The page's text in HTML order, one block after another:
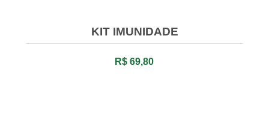
KIT IMUNIDADE
R$ 69,80